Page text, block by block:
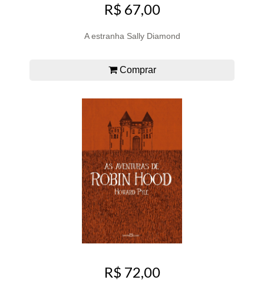
R$ 67,00
A estranha Sally Diamond
Comprar
R$ 72,00